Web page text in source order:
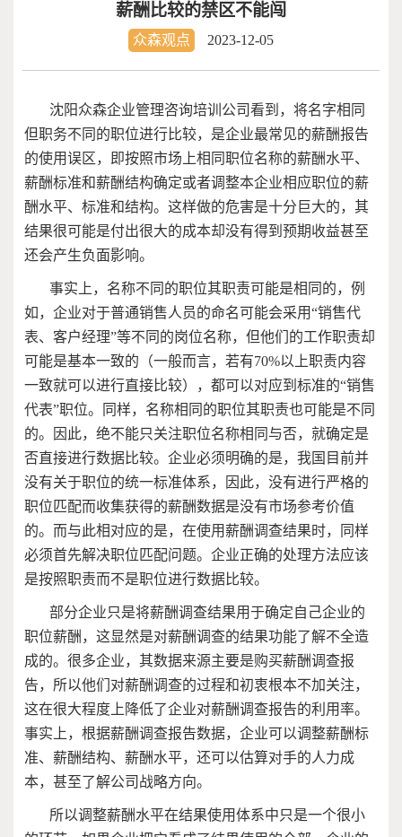
薪酬比较的禁区不能闯
众森观点 2023-12-05
沈阳众森企业管理咨询培训公司看到，将名字相同
但职务不同的职位进行比较，是企业最常见的薪酬报告
的使用误区，即按照市场上相同职位名称的薪酬水平、
薪酬标准和薪酬结构确定或者调整本企业相应职位的薪
酬水平、标准和结构。这样做的危害是十分巨大的，其
结果很可能是付出很大的成本却没有得到预期收益甚至
还会产生负面影响。
事实上，名称不同的职位其职责可能是相同的，例
如，企业对于普通销售人员的命名可能会采用“销售代
表、客户经理”等不同的岗位名称，但他们的工作职责却
可能是基本一致的（一般而言，若有70%以上职责内容
一致就可以进行直接比较），都可以对应到标准的“销售
代表”职位。同样，名称相同的职位其职责也可能是不同
的。因此，绝不能只关注职位名称相同与否，就确定是
否直接进行数据比较。企业必须明确的是，我国目前并
没有关于职位的统一标准体系，因此，没有进行严格的
职位匹配而收集获得的薪酬数据是没有市场参考价值
的。而与此相对应的是，在使用薪酬调查结果时，同样
必须首先解决职位匹配问题。企业正确的处理方法应该
是按照职责而不是职位进行数据比较。
部分企业只是将薪酬调查结果用于确定自己企业的
职位薪酬，这显然是对薪酬调查的结果功能了解不全造
成的。很多企业，其数据来源主要是购买薪酬调查报
告，所以他们对薪酬调查的过程和初衷根本不加关注，
这在很大程度上降低了企业对薪酬调查报告的利用率。
事实上，根据薪酬调查报告数据，企业可以调整薪酬标
准、薪酬结构、薪酬水平，还可以估算对手的人力成
本，甚至了解公司战略方向。
所以调整薪酬水平在结果使用体系中只是一个很小